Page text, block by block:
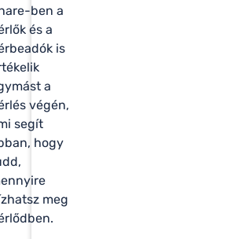
ben a
és a
is
a
végén,
segít
hogy
meg